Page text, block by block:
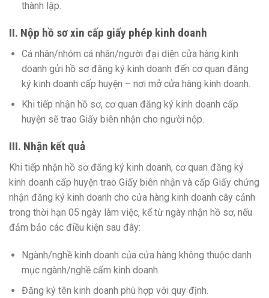
thành lập.
II. Nộp hồ sơ xin cấp giấy phép kinh doanh
Cá nhân/nhóm cá nhân/người đại diện cửa hàng kinh
doanh gửi hồ sơ đăng ký kinh doanh đến cơ quan đăng
ký kinh doanh cấp huyện – nơi mở cửa hàng kinh doanh.
Khi tiếp nhận hồ sơ, cơ quan đăng ký kinh doanh cấp
huyện sẽ trao Giấy biên nhận cho người nộp.
III. Nhận kết quả
Khi tiếp nhận hồ sơ đăng ký kinh doanh, cơ quan đăng ký
kinh doanh cấp huyện trao Giấy biên nhận và cấp Giấy chứng
nhận đăng ký kinh doanh cho cửa hàng kinh doanh cây cảnh
trong thời hạn 05 ngày làm việc, kể từ ngày nhận hồ sơ, nếu
đảm bảo các điều kiện sau đây:
Ngành/nghề kinh doanh của cửa hàng không thuộc danh
mục ngành/nghề cấm kinh doanh.
Đăng ký tên kinh doanh phù hợp với quy định.